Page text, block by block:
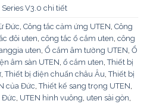
Series V3.0 chi tiết
Đức Công tắc cảm ứng UTEN Công
đôi uten công tắc ổ cắm uten công
uten Ổ cắm âm tường UTEN Ổ
âm sàn UTEN ổ cắm uten ,Thiết bị
,Thiết bị điện chuẩn châu Âu ,Thiết bị
của Đức ,Thiết kế sang trọng UTEN
Đức UTEN hình vuông uten sài gòn